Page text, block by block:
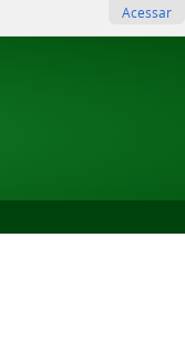
Acessar